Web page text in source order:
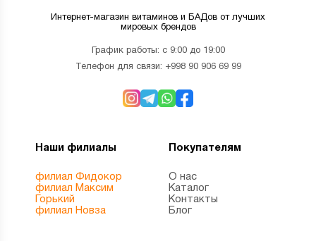
Интернет-магазин витаминов и БАДов от лучших
мировых брендов
График работы: с 9:00 до 19:00
Телефон для связи: +998 90 906 69 99
Наши филиалы
филиал Фидокор
филиал Максим
Горький
филиал Новза
Покупателям
О нас
Каталог
Контакты
Блог